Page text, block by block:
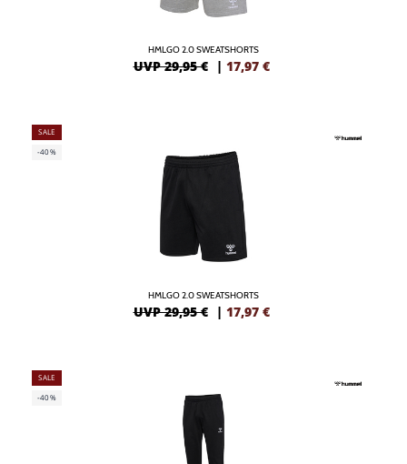
HMLGO 2.0 SWEATSHORTS
UVP 29,95 € | 17,97 €
SALE
-40%
HMLGO 2.0 SWEATSHORTS
UVP 29,95 € | 17,97 €
SALE
-40%